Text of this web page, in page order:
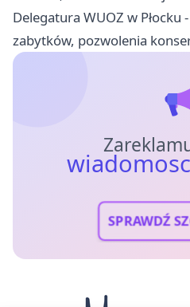
Delegatura WUOZ w
zabytków, pozwolenia
SPRAWDŹ